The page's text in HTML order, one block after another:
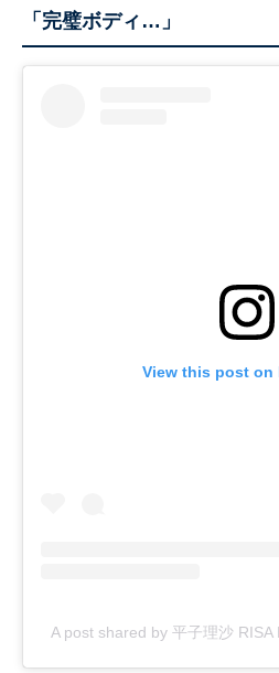
「完璧ボディ…」
View this post on
A post shared by 平子理沙